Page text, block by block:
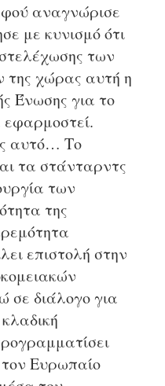
αναγνώρισε
με κυνισμό ότι
των
της χώρας αυτή η
Ένωσης για το
αυτό… Το
τα στάνταρντς
των
της
επιστολή στην
σε διάλογο για
Ευρωπαίο